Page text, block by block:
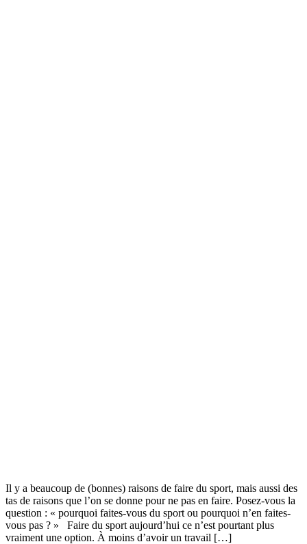
Il y a beaucoup de (bonnes) raisons de faire du sport, mais aussi des
tas de raisons que l’on se donne pour ne pas en faire. Posez-vous la
question : « pourquoi faites-vous du sport ou pourquoi n’en faites-
vous pas ? » Faire du sport aujourd’hui ce n’est pourtant plus
vraiment une option. À moins d’avoir un travail […]